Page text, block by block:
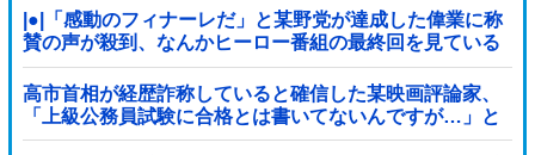
|●|「感動のフィナーレだ」と某野党が達成した偉業に称
賛の声が殺到、なんかヒーロー番組の最終回を見ている
ような気分に……
高市首相が経歴詐称していると確信した某映画評論家、
「上級公務員試験に合格とは書いてないんですが…」と
ツッコミを受けまくり……